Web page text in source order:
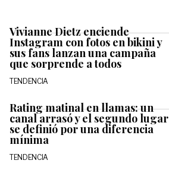
Vivianne Dietz enciende
Instagram con fotos en bikini y
sus fans lanzan una campaña
que sorprende a todos
TENDENCIA
Rating matinal en llamas: un
canal arrasó y el segundo lugar
se definió por una diferencia
mínima
TENDENCIA